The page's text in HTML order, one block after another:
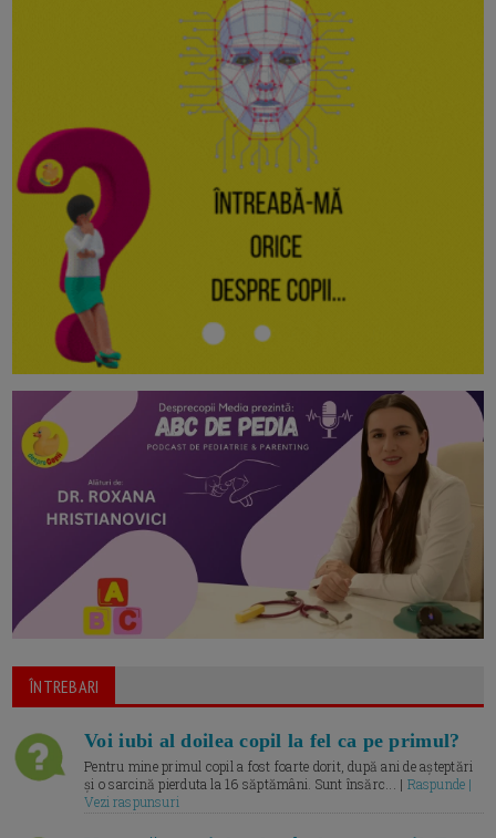
ÎNTREBARI
Voi iubi al doilea copil la fel ca pe primul?
Pentru mine primul copil a fost foarte dorit, după ani de așteptări
și o sarcină pierduta la 16 săptămâni. Sunt însărc... | Raspunde |
Vezi raspunsuri